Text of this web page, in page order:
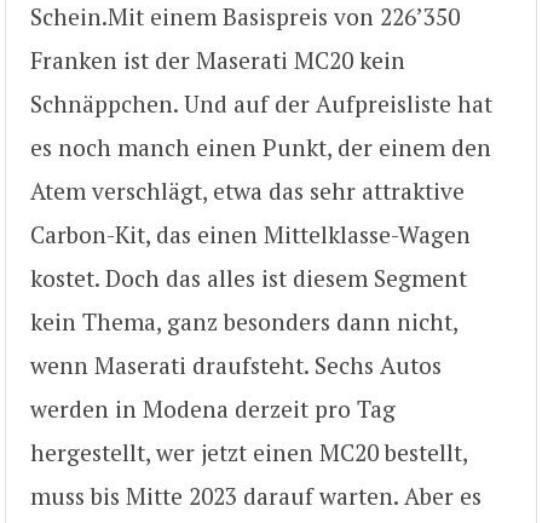
Schein.Mit einem Basispreis von 226’350
Franken ist der Maserati MC20 kein
Schnäppchen. Und auf der Aufpreisliste hat
es noch manch einen Punkt, der einem den
Atem verschlägt, etwa das sehr attraktive
Carbon-Kit, das einen Mittelklasse-Wagen
kostet. Doch das alles ist diesem Segment
kein Thema, ganz besonders dann nicht,
wenn Maserati draufsteht. Sechs Autos
werden in Modena derzeit pro Tag
hergestellt, wer jetzt einen MC20 bestellt,
muss bis Mitte 2023 darauf warten. Aber es